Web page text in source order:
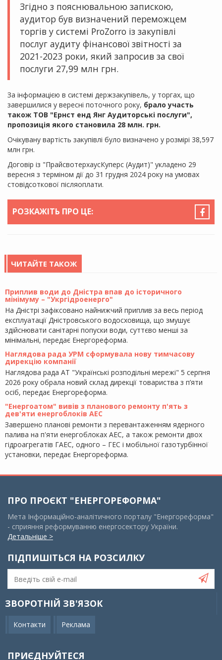
Згідно з пояснювальною запискою,
аудитор був визначений переможцем
торгів у системі ProZorro із закупівлі
послуг аудиту фінансової звітності за
2021-2023 роки, який запросив за свої
послуги 27,99 млн грн.
За інформацією в системі держзакупівель, у торгах, що
завершилися у вересні поточного року, брало участь
також ТОВ "Ернст енд Янг Аудиторські послуги",
пропозиція якого становила 28 млн. грн.
Очікувану вартість закупівлі було визначено у розмірі 38,597
млн грн.
Договір із "ПрайсвотерхаусКуперс (Аудит)" укладено 29
вересня з терміном дії до 31 грудня 2024 року на умовах
стовідсоткової післяоплати.
РОЗКАЖІТЬ ПРО ЦЕ:
ЧИТАЙТЕ ТАКОЖ
Приплив води до Дністра впав до історичного
мінімуму – "Укргідроенерго"
На Дністрі зафіксовано найнижчий приплив за весь період
експлуатації Дністровського водосховища, що змушує
здійснювати санітарні попуски води, суттєво менші за
мінімальні, передає Енергореформа.
Наглядова рада УРМ сформувала нову тимчасову
дирекцію компанії
Наглядова рада АТ "Українські розподільні мережі" 5 серпня
2026 року обрала новий склад дирекції товариства з п’яти
осіб, передає Енергореформа.
"Енергоатом" вивів з планового ремонту п'ять з
дев'яти енергоблоків АЕС
Завершено планові ремонти з перевантаженням ядерного
палива на п'яти енергоблоках АЕС, а також ремонти двох
гідроагрегатів ГАЕС, одного – ГЕС і мобільної газотурбінної
установки, передає Енергореформа.
ПРО ПРОЄКТ "ЕНЕРГОРЕФОРМА"
Мета Інформаційно-аналітичного порталу "Енергореформа"
- сприяння реформуванню енергосектору України.
Детальніше >
ПІДПИШІТЬСЯ НА РОЗСИЛКУ
ЗВОРОТНІЙ ЗВ'ЯЗОК
Контакти Реклама
ПРИЄДНУЙТЕСЯ